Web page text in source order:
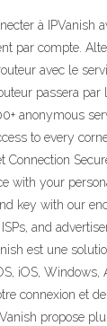
à IPVanish
par compte.
avec le
passera par
anonymous
to every
Connection
with your
key with our
and
est une
iOS, Windows,
connexion et
propose